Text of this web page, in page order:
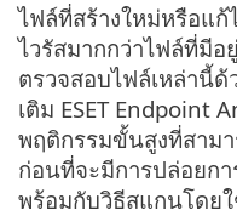
ไฟล์ที่สร้างใหม่หรือแ
ไวรัสมากกว่าไฟล์ที่มีอ
ตรวจสอบไฟล์เหล่านี้ด้
เติม ESET Endpoint
พฤติกรรมขั้นสูงที่สาม
ก่อนที่จะมีการปล่อยก
พร้อมกับวิธีสแกนโดย